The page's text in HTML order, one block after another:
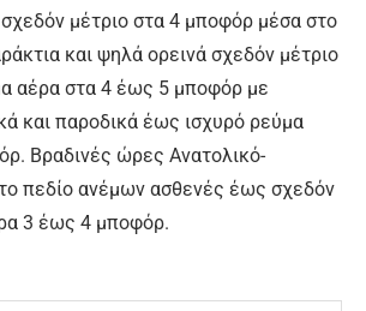
μέτριο στα 4 μποφόρ μέσα στο
και ψηλά ορεινά σχεδόν μέτριο
αέρα στα 4 έως 5 μποφόρ με
και παροδικά έως ισχυρό ρεύμα
Βραδινές ώρες Ανατολικό-
πεδίο ανέμων ασθενές έως σχεδόν
3 έως 4 μποφόρ.